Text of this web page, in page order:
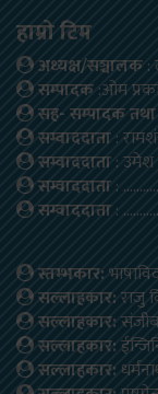
हाम्रो टिम
अध्यक्ष/सञ्चालक:
सम्पादक:ओम
सह- सम्पादक तथा
सम्वाददाता:
सम्वाददाता: उमेश
सम्वाददाता:
सम्वाददाता:
स्तम्भकार:
सल्लाहकार:राजु
सल्लाहकार:
सल्लाहकार:
सल्लाहकार: